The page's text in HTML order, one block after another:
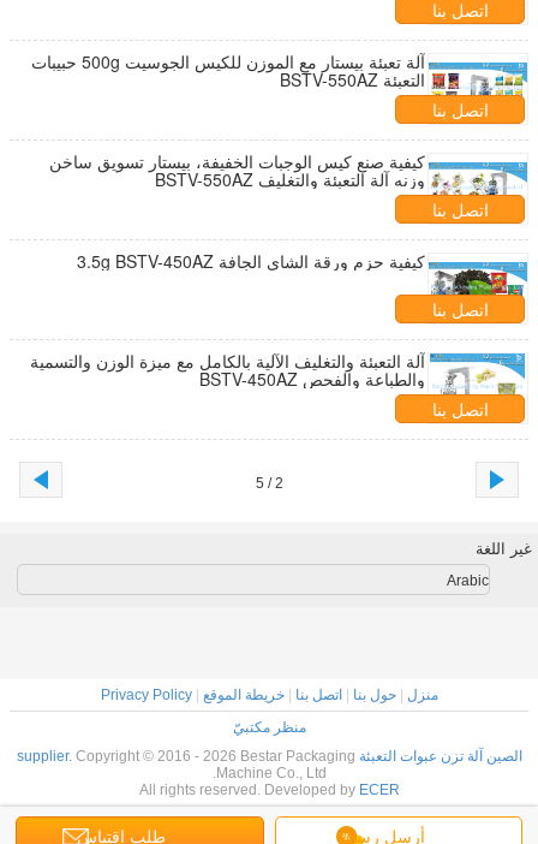
اتصل بنا
آلة تعبئة بيستار مع الموزن للكيس الجوسيت 500g حبيبات
التعبئة BSTV-550AZ
اتصل بنا
كيفية صنع كيس الوجبات الخفيفة، بيستار تسويق ساخن
وزنه آلة التعبئة والتغليف BSTV-550AZ
اتصل بنا
كيفية حزم ورقة الشاي الجافة 3.5g BSTV-450AZ
اتصل بنا
آلة التعبئة والتغليف الآلية بالكامل مع ميزة الوزن والتسمية
والطباعة والفحص BSTV-450AZ
اتصل بنا
2 / 5
أرسل رسالة طلب اقتباس
غير اللغة
Arabic
منزل |حول بنا اتصل بنا |خريطة الموقع |
Privacy Policy
منظر مكتبيّ
الصين آلة تزن عبوات التعبئة supplier. Copyright © 2016 - 2026 Bestar Packaging
Machine Co., Ltd.
All rights reserved. Developed by ECER